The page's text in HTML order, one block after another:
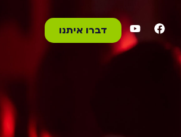
דברו איתנו